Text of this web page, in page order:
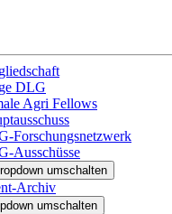
DLG
Agri Fellows
Forschungsnetzwerk
Ausschüsse
umschalten
Archiv
umschalten